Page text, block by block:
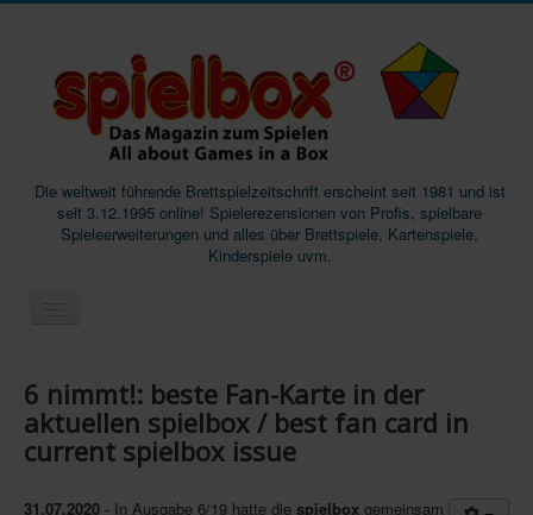
Die weltweit führende Brettspielzeitschrift erscheint seit 1981 und ist
seit 3.12.1995 online! Spielerezensionen von Profis, spielbare
Spieleerweiterungen und alles über Brettspiele, Kartenspiele,
Kinderspiele uvm.
Magazine
Abos/Subscriptions
6 nimmt!: beste Fan-Karte in der
aktuellen spielbox / best fan card in
current spielbox issue
31.07.2020 - In Ausgabe 6/19 hatte die spielbox gemeinsam